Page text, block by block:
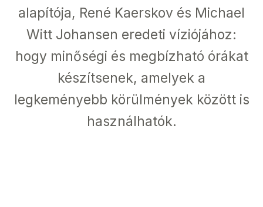
alapítója, René Kaerskov és Michael
Witt Johansen eredeti víziójához:
hogy minőségi és megbízható órákat
készítsenek, amelyek a
legkeményebb körülmények között is
használhatók.